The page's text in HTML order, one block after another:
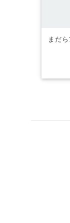
まだ